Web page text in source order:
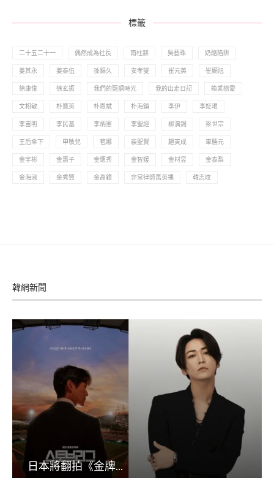
標籤
二十五二十一 偶然成為社長 南柱赫 吳藝珠 奶酪陷阱
姜其永 姜泰伍 孫錫久 安孝燮 崔元英 崔顯旭
徐康俊 徐玄振 我們的藍調時光 我的出走日記 換乘戀愛
文相敏 朴寶英 朴恩斌 朴海鎮 李伊 李姃垠
李宙明 李民基 李炳憲 李聖經 柳演錫 梁世宗
王后傘下 申敏兒 苞娜 裴聖賢 趙寅成 車勝元
金宇彬 金惠子 金憓秀 金智媛 金材昱 金泰梨
金海淑 金秀賢 金高銀 非常律師禹英禑 韓志旼
韓網新聞
日本將翻拍《金牌...